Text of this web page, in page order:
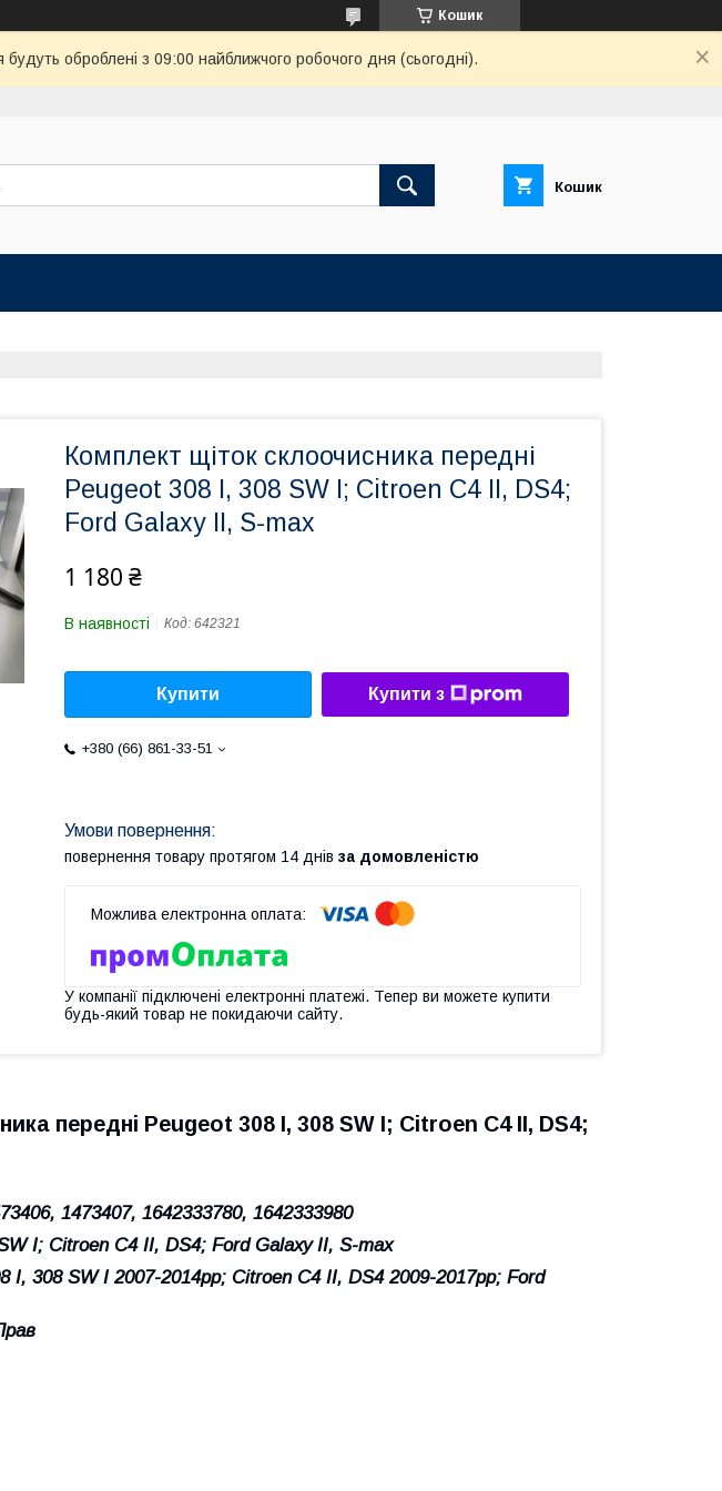
Кошик
оброблені з 09:00 найближчого робочого дня (сьогодні).
Кошик
Комплект щіток склоочисника передні
Peugeot 308 I, 308 SW I; Citroen C4 II, DS4;
Ford Galaxy II, S-max
1 180 ₴
В наявності Код: 642321
Купити Купити з
+380 (66) 861-33-51
повернення товару протягом 14 днів за домовленістю
У компанії підключені електронні платежі. Тепер ви можете купити
будь-який товар не покидаючи сайту.
передні Peugeot 308 I, 308 SW I; Citroen C4 II, DS4;
1473407, 1642333780, 1642333980
I; Citroen C4 II, DS4; Ford Galaxy II, S-max
I, 308 SW I 2007-2014рр; Citroen C4 II, DS4 2009-2017рр; Ford